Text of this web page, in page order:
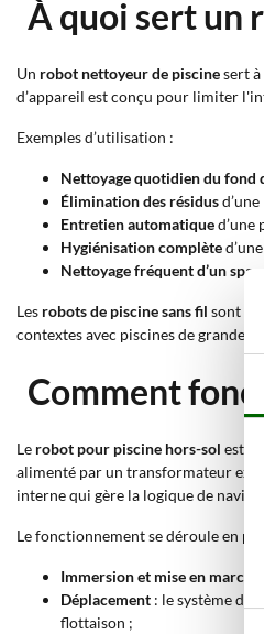
À quoi sert un
Un robot nettoyeur de piscinesert à
d’appareil est conçu pour limiter
Exemples d’utilisation :
Nettoyage quotidien du fond
Élimination des résidus
Entretien automatiqued’une
Hygiénisation complète
Nettoyage fréquent d’un spa
Les robots de piscine sans fil sont
contextes avec piscines de grandes
Comment
Le robot pour piscine hors-sol est un
alimenté par un transformateur
interne qui gère la logique de
Le fonctionnement se déroule en
Immersion et mise en marche
Déplacement : le système de
flottaison ;